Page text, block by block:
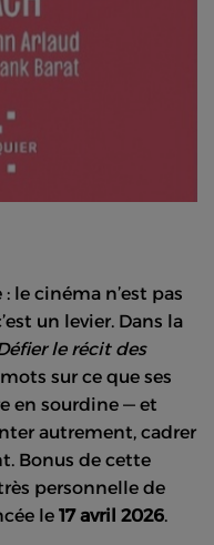
le cinéma n’est pas
un levier. Dans la
le récit des
sur ce que ses
en sourdine — et
autrement, cadrer
Bonus de cette
personnelle de
le 17 avril 2026.